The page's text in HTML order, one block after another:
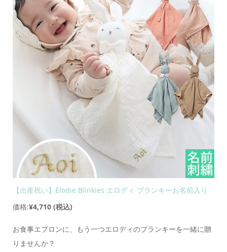
【出産祝い】Elodie Blinkies エロディ ブランキーお名前入り
価格:¥4,710 (税込)
お食事エプロンに、もう一つエロディのブランキーを一緒に贈
りませんか？